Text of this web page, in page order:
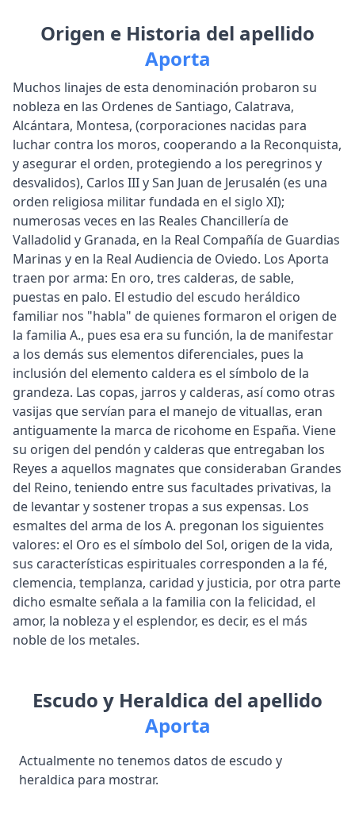
Origen e Historia del apellido
Aporta
Muchos linajes de esta denominación probaron su
nobleza en las Ordenes de Santiago, Calatrava,
Alcántara, Montesa, (corporaciones nacidas para
luchar contra los moros, cooperando a la Reconquista,
y asegurar el orden, protegiendo a los peregrinos y
desvalidos), Carlos III y San Juan de Jerusalén (es una
orden religiosa militar fundada en el siglo XI);
numerosas veces en las Reales Chancillería de
Valladolid y Granada, en la Real Compañía de Guardias
Marinas y en la Real Audiencia de Oviedo. Los Aporta
traen por arma: En oro, tres calderas, de sable,
puestas en palo. El estudio del escudo heráldico
familiar nos "habla" de quienes formaron el origen de
la familia A., pues esa era su función, la de manifestar
a los demás sus elementos diferenciales, pues la
inclusión del elemento caldera es el símbolo de la
grandeza. Las copas, jarros y calderas, así como otras
vasijas que servían para el manejo de vituallas, eran
antiguamente la marca de ricohome en España. Viene
su origen del pendón y calderas que entregaban los
Reyes a aquellos magnates que consideraban Grandes
del Reino, teniendo entre sus facultades privativas, la
de levantar y sostener tropas a sus expensas. Los
esmaltes del arma de los A. pregonan los siguientes
valores: el Oro es el símbolo del Sol, origen de la vida,
sus características espirituales corresponden a la fé,
clemencia, templanza, caridad y justicia, por otra parte
dicho esmalte señala a la familia con la felicidad, el
amor, la nobleza y el esplendor, es decir, es el más
noble de los metales.
Escudo y Heraldica del apellido
Aporta
Actualmente no tenemos datos de escudo y
heraldica para mostrar.